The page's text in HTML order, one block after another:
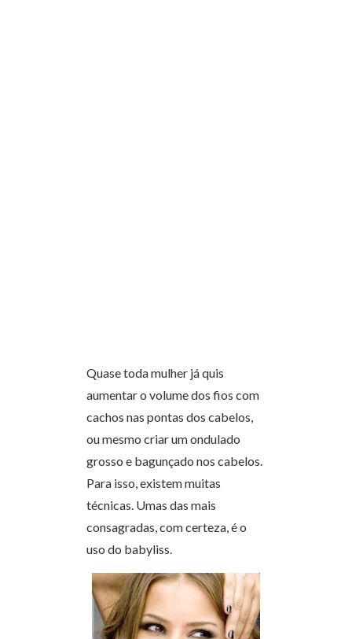
Quase toda mulher já quis
aumentar o volume dos fios com
cachos nas pontas dos cabelos,
ou mesmo criar um ondulado
grosso e bagunçado nos cabelos.
Para isso, existem muitas
técnicas. Umas das mais
consagradas, com certeza, é o
uso do babyliss.